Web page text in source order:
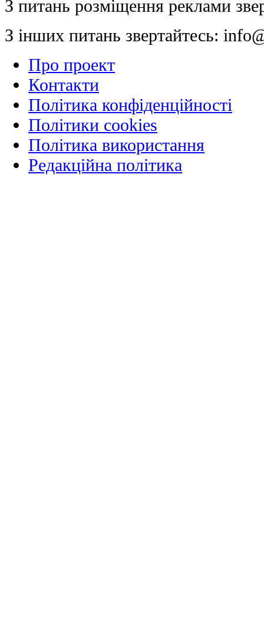
З питань розміщення реклами
З інших питань звертайтесь:
Про проект
Контакти
Політика конфіденційності
Політики cookies
Політика використання
Редакційна політика